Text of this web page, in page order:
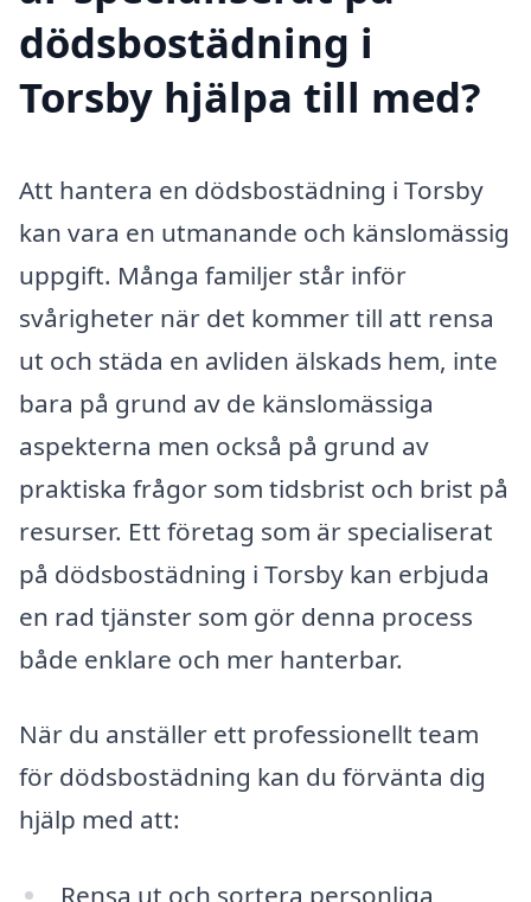
dödsbostädning i
Torsby hjälpa till med?
Att hantera en dödsbostädning i Torsby
kan vara en utmanande och känslomässig
uppgift. Många familjer står inför
svårigheter när det kommer till att rensa
ut och städa en avliden älskads hem, inte
bara på grund av de känslomässiga
aspekterna men också på grund av
praktiska frågor som tidsbrist och brist på
resurser. Ett företag som är specialiserat
på dödsbostädning i Torsby kan erbjuda
en rad tjänster som gör denna process
både enklare och mer hanterbar.
När du anställer ett professionellt team
för dödsbostädning kan du förvänta dig
hjälp med att:
Rensa ut och sortera personliga